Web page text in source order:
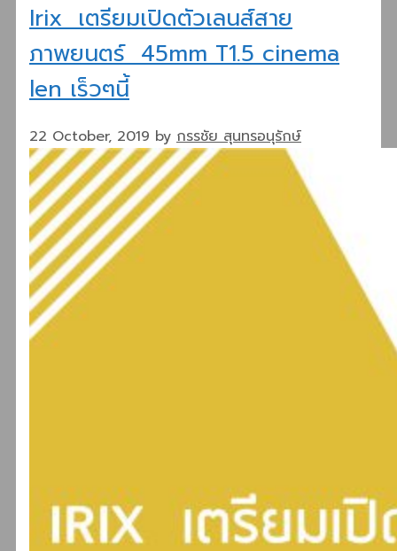
Irix เตรียมเปิดตัวเลนส์สาย
ภาพยนตร์ 45mm T1.5 cinema
len เร็วๆนี้
22 October, 2019 by กรรชัย สุนทรอนุรักษ์